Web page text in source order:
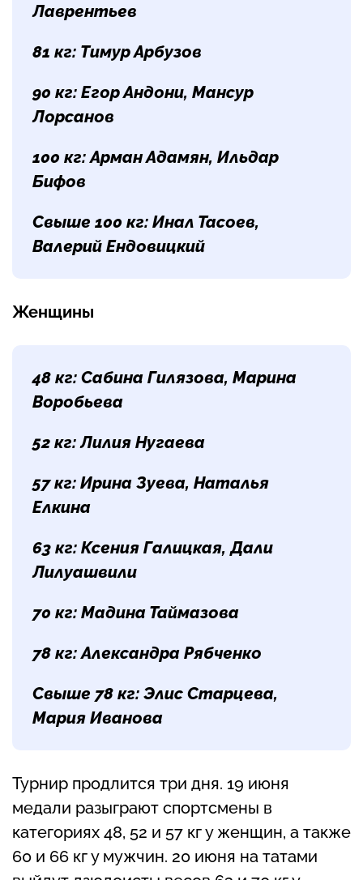
Лаврентьев
81 кг: Тимур Арбузов
90 кг: Егор Андони, Мансур
Лорсанов
100 кг:Арман Адамян, Ильдар
Бифов
Свыше 100 кг: Инал Тасоев,
Валерий Ендовицкий
Женщины
48 кг: Сабина Гилязова, Марина
Воробьева
52 кг: Лилия Нугаева
57 кг: Ирина Зуева, Наталья
Елкина
63 кг: Ксения Галицкая, Дали
Лилуашвили
70 кг: Мадина Таймазова
78 кг:Александра Рябченко
Свыше 78 кг: Элис Старцева,
Мария Иванова
Турнир продлится три дня. 19 июня
медали разыграют спортсмены в
категориях 48, 52 и 57 кг у женщин, а также
60 и 66 кг у мужчин. 20 июня на татами